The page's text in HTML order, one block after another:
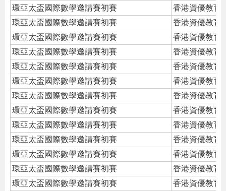
環亞太盃國際數學邀請賽初賽
香港資優教育
環亞太盃國際數學邀請賽初賽
香港資優教育
環亞太盃國際數學邀請賽初賽
香港資優教育
環亞太盃國際數學邀請賽初賽
香港資優教育
環亞太盃國際數學邀請賽初賽
香港資優教育
環亞太盃國際數學邀請賽初賽
香港資優教育
環亞太盃國際數學邀請賽初賽
香港資優教育
環亞太盃國際數學邀請賽初賽
香港資優教育
環亞太盃國際數學邀請賽初賽
香港資優教育
環亞太盃國際數學邀請賽初賽
香港資優教育
環亞太盃國際數學邀請賽初賽
香港資優教育
環亞太盃國際數學邀請賽初賽
香港資優教育
環亞太盃國際數學邀請賽初賽
香港資優教育